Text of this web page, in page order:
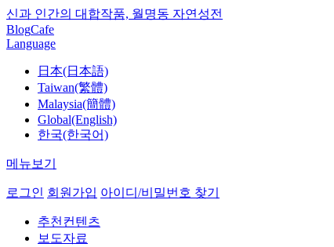
신과 인간의 대합작품, 월명동 자연성전
BlogCafe
Language
日本(日本語)
Taiwan(繁體)
Malaysia(簡體)
Global(English)
한국(한국어)
메뉴보기
로그인 회원가입 아이디/비밀번호 찾기
추천컨텐츠
보도자료